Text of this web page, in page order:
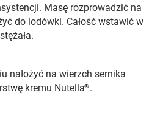
Masę rozprowadzić na
do lodówki. Całość wstawić w
nałożyć na wierzch sernika
kremu Nutella®.